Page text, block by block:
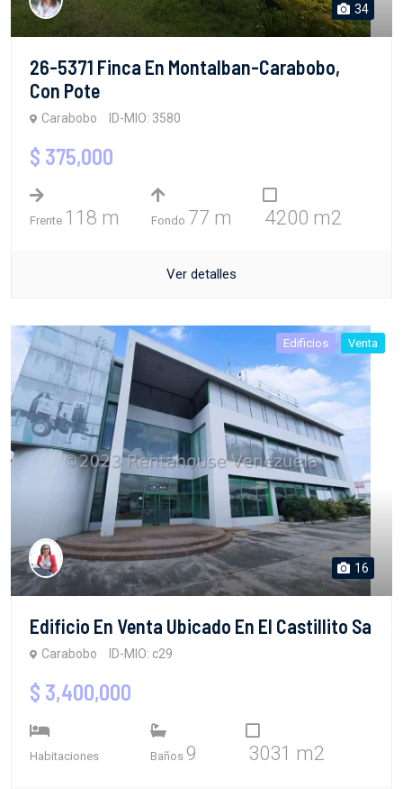
34
26-5371 Finca En Montalban-Carabobo,
Con Pote
Carabobo ID-MIO: 3580
$ 375,000
Frente 118 m Fondo 77 m 4200 m2
Ver detalles
Edificios Venta
16
Edificio En Venta Ubicado En El Castillito Sa
Carabobo ID-MIO: c29
$ 3,400,000
Habitaciones Baños 9 3031 m2